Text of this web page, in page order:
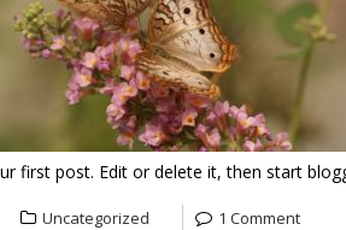
first post. Edit or delete it, then start
Uncategorized 1 Comment